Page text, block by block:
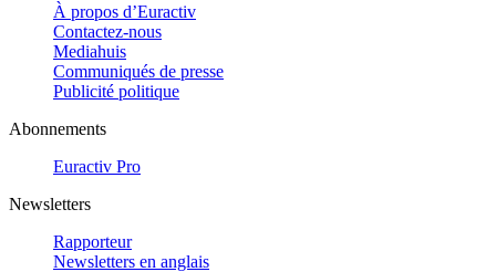
À propos d’Euractiv
Contactez-nous
Mediahuis
Communiqués de presse
Publicité politique
Abonnements
Euractiv Pro
Newsletters
Rapporteur
Newsletters en anglais